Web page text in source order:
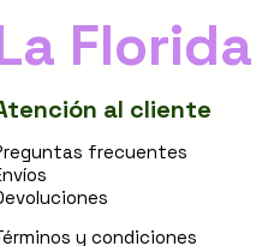
Florida
al cliente
frecuentes
y condiciones